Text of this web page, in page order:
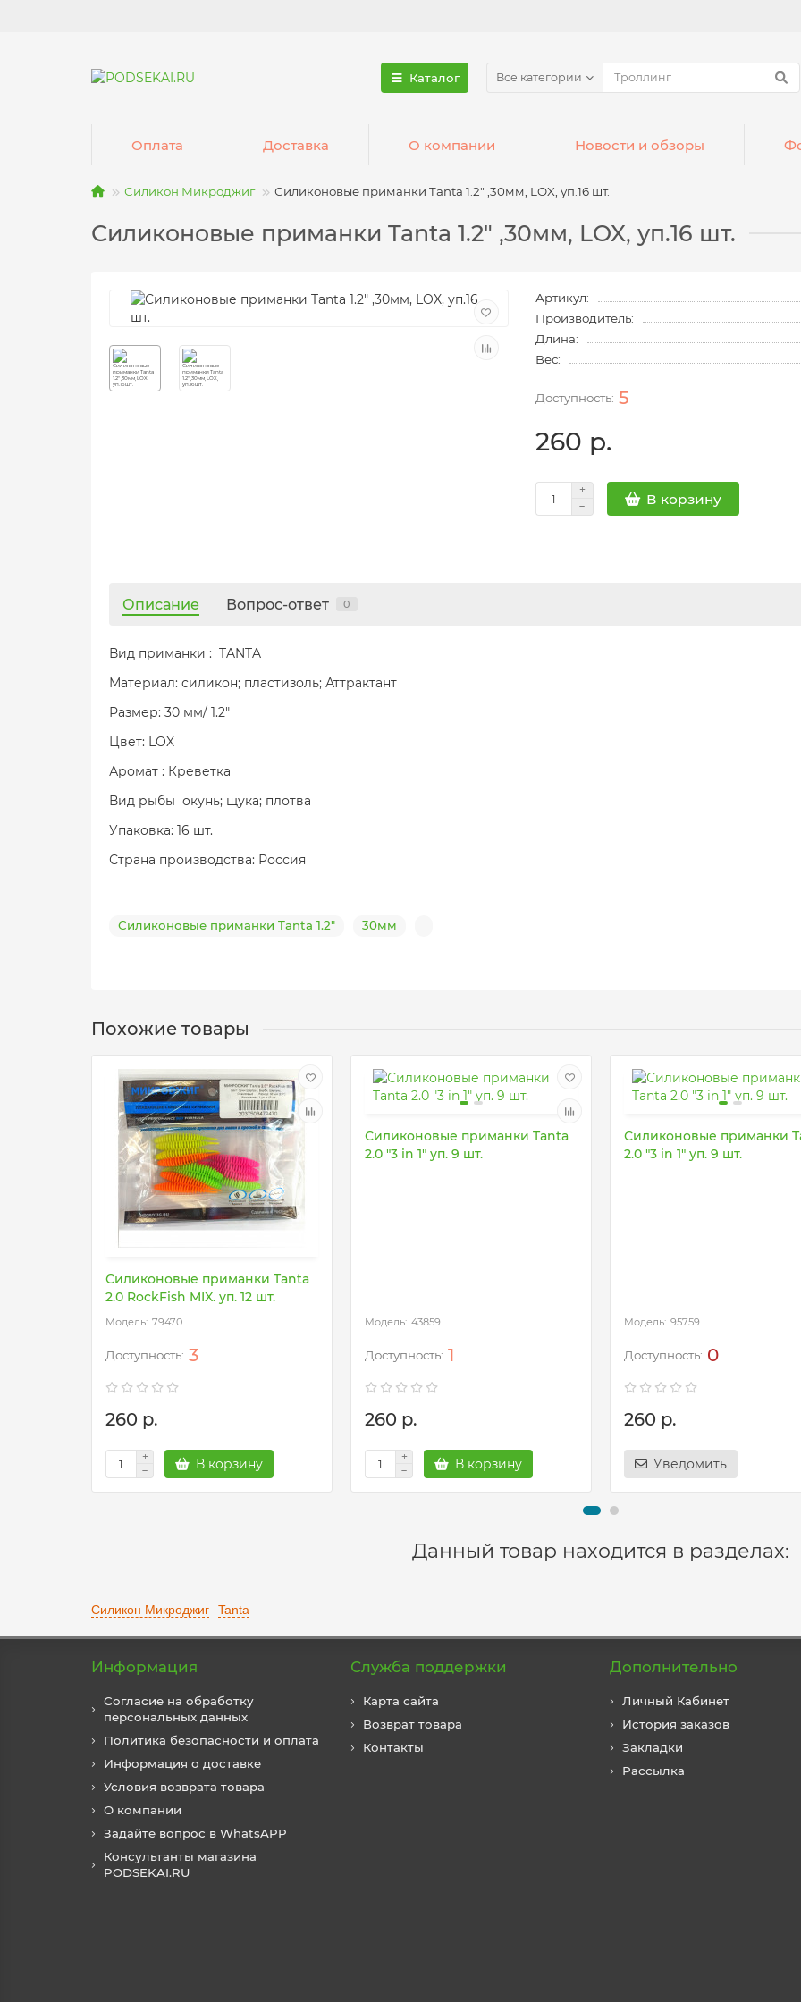
Каталог Все категории
Оплата Доставка О компании Новости и обзоры
Силикон Микроджиг Силиконовые приманки Tanta 1.2" ,30мм, LOX, уп.16 шт.
Силиконовые приманки Tanta 1.2" ,30мм, LOX, уп.16 шт.
Артикул:
Производитель:
Длина:
Вес:
5
260 р.
В корзину
Описание Вопрос-ответ 0
Вид приманки : TANTA
Материал: силикон; пластизоль; Аттрактант
Размер: 30 мм/ 1.2"
Цвет: LOX
Аромат : Креветка
Вид рыбы окунь; щука; плотва
Упаковка: 16 шт.
Страна производства: Россия
Силиконовые приманки Tanta 1.2" 30мм
Похожие товары
Силиконовые приманки Tanta
2.0 RockFish MIX. уп. 12 шт.
79470
3
260 р.
В корзину
Силиконовые приманки Tanta
2.0 "3 in 1" уп. 9 шт.
43859
1
260 р.
В корзину
Силиконовые приманки
2.0 "3 in 1" уп. 9 шт.
95759
0
260 р.
Уведомить
Данный товар находится в разделах:
Силикон Микроджиг Tanta
Информация
Согласие на обработку
персональных данных
Политика безопасности и оплата
Информация о доставке
Условия возврата товара
О компании
Задайте вопрос в WhatsAPP
Консультанты магазина
PODSEKAI.RU
Служба поддержки
Карта сайта
Возврат товара
Контакты
Дополнительно
Личный Кабинет
История заказов
Закладки
Рассылка